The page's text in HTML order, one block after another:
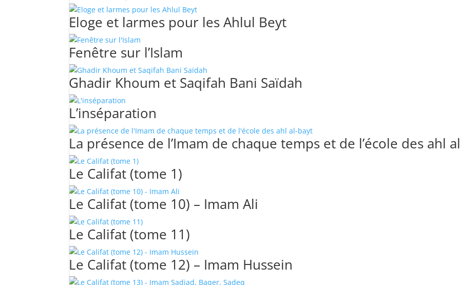
Eloge et larmes pour les Ahlul Beyt
Fenêtre sur l’Islam
Ghadir Khoum et Saqifah Bani Saïdah
L’inséparation
La présence de l’Imam de chaque temps et de l’école des ahl
Le Califat (tome 1)
Le Califat (tome 10) – Imam Ali
Le Califat (tome 11)
Le Califat (tome 12) – Imam Hussein